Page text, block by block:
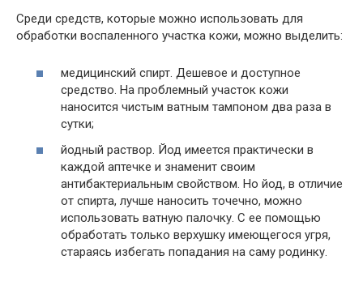
Среди средств, которые можно использовать для
обработки воспаленного участка кожи, можно выделить:
медицинский спирт. Дешевое и доступное
средство. На проблемный участок кожи
наносится чистым ватным тампоном два раза в
сутки;
йодный раствор. Йод имеется практически в
каждой аптечке и знаменит своим
антибактериальным свойством. Но йод, в отличие
от спирта, лучше наносить точечно, можно
использовать ватную палочку. С ее помощью
обработать только верхушку имеющегося угря,
стараясь избегать попадания на саму родинку.